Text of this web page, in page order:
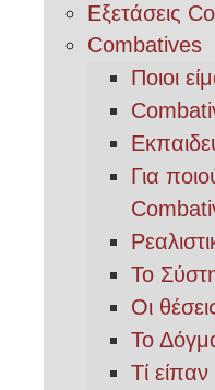
Εξετάσεις
Combatives
Ποιοι
Για
Το
Οι
Το
Τί